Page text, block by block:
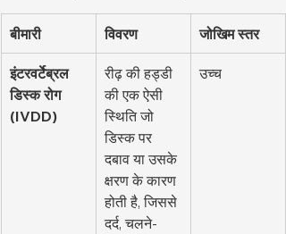
बीमारी विवरण जोखिम स्तर
इंटरवर्टेब्रल
डिस्क रोग
(IVDD)
रीढ़ की हड्डी
की एक ऐसी
स्थिति जो
डिस्क पर
दबाव या उसके
क्षरण के कारण
होती है, जिससे
दर्द, चलने-
उच्च